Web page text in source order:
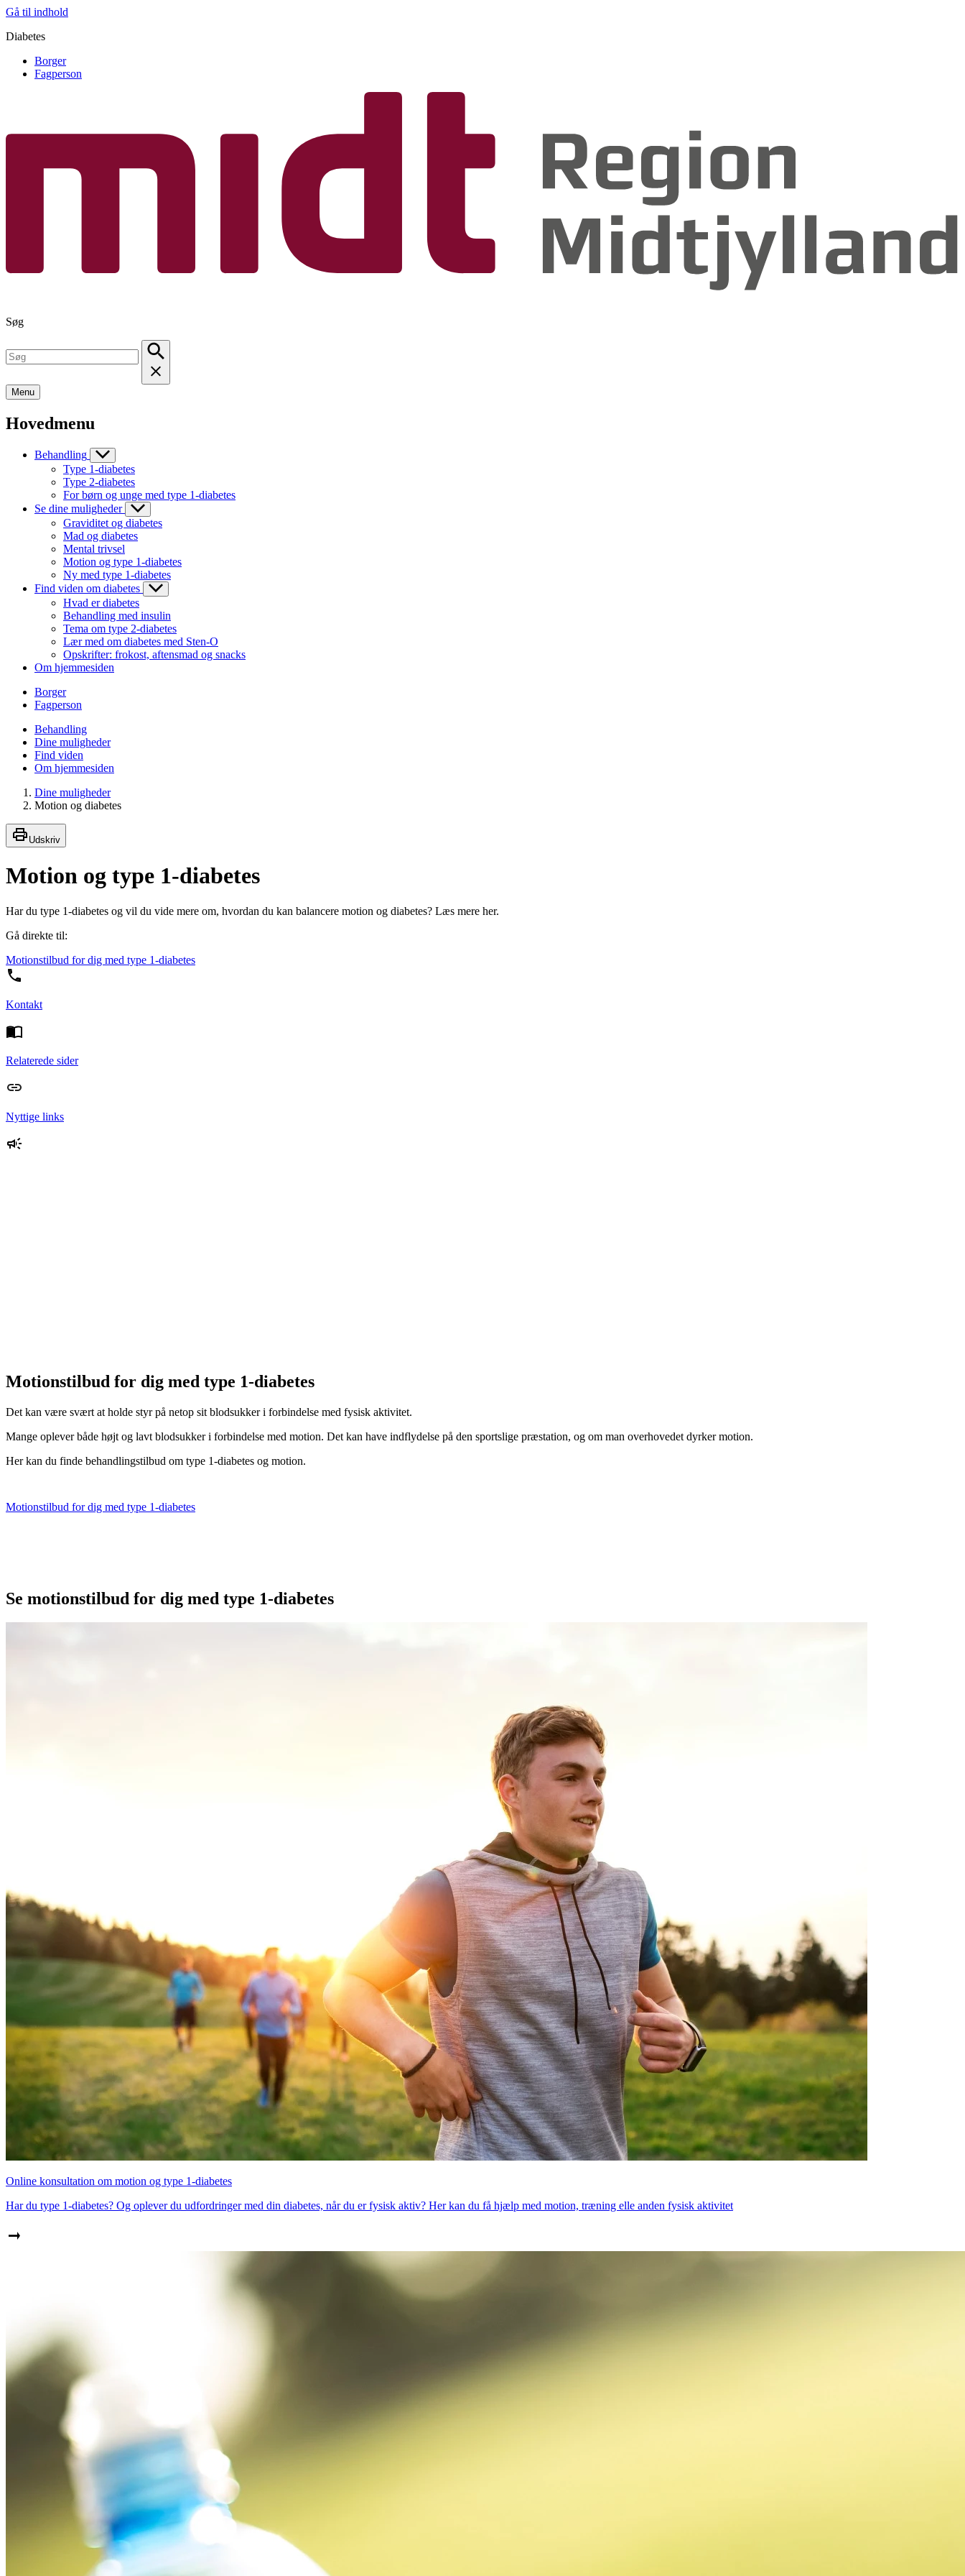
Gå til indhold
Diabetes
Borger
Fagperson
Søg
Menu
Hovedmenu
Behandling
Type 1-diabetes
Type 2-diabetes
For børn og unge med type 1-diabetes
Se dine muligheder
Graviditet og diabetes
Mad og diabetes
Mental trivsel
Motion og type 1-diabetes
Ny med type 1-diabetes
Find viden om diabetes
Hvad er diabetes
Behandling med insulin
Tema om type 2-diabetes
Lær med om diabetes med Sten-O
Opskrifter: frokost, aftensmad og snacks
Om hjemmesiden
Borger
Fagperson
Behandling
Dine muligheder
Find viden
Om hjemmesiden
Dine muligheder
Motion og diabetes
Udskriv
Motion og type 1-diabetes
Har du type 1-diabetes og vil du vide mere om, hvordan du kan balancere motion og diabetes? Læs mere her.
Gå direkte til:
Motionstilbud for dig med type 1-diabetes
Kontakt
Relaterede sider
Nyttige links
Motionstilbud for dig med type 1-diabetes
Det kan være svært at holde styr på netop sit blodsukker i forbindelse med fysisk aktivitet.
Mange oplever både højt og lavt blodsukker i forbindelse med motion. Det kan have indflydelse på den sportslige præstation, og om man overhovedet dyrker motion.
Her kan du finde behandlingstilbud om type 1-diabetes og motion.
Motionstilbud for dig med type 1-diabetes
Se motionstilbud for dig med type 1-diabetes
Online konsultation om motion og type 1-diabetes
Har du type 1-diabetes? Og oplever du udfordringer med din diabetes, når du er fysisk aktiv? Her kan du få hjælp med motion, træning elle anden fysisk aktivitet